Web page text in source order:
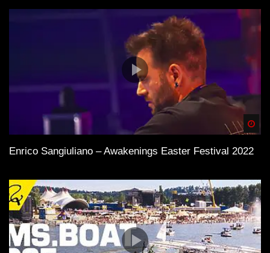
Enrico Sangiuliano – Awakenings Easter Festival 2022